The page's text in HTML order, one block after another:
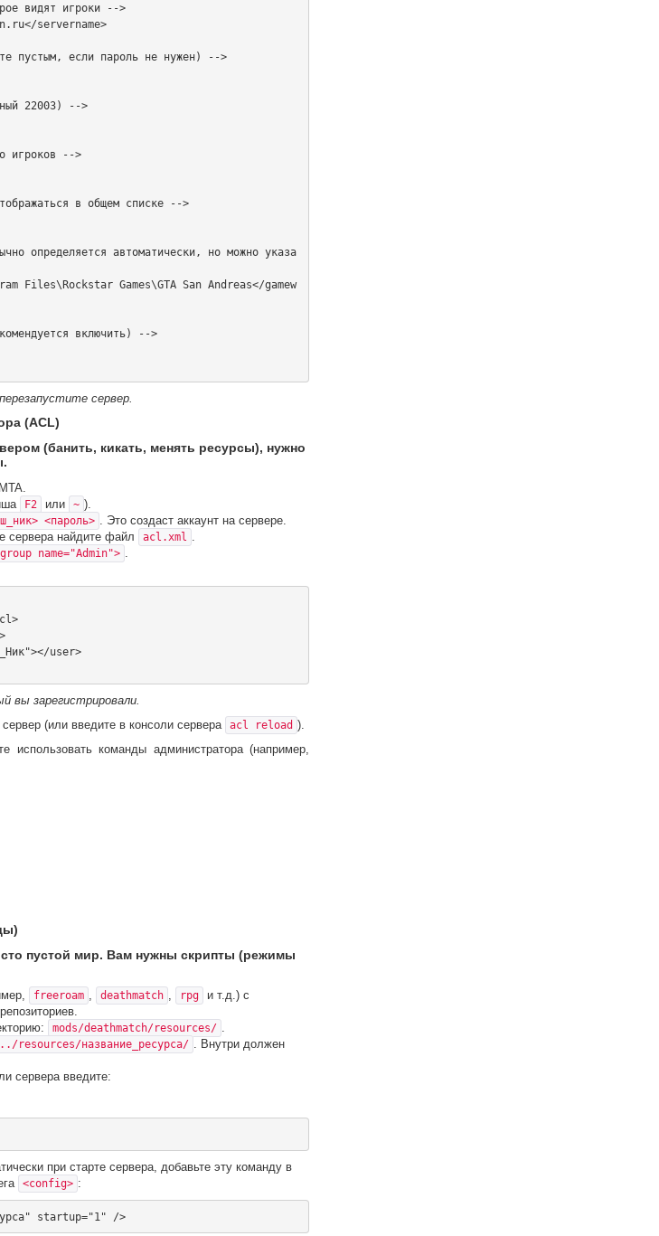
сервер.
(ACL)
(банить, кикать, менять ресурсы), нужно
F2 или ~ ).
<пароль> . Это создаст аккаунт на сервере.
сервера найдите файл
acl.xml .
name="Admin"> .
вы зарегистрировали.
(или введите в консоли сервера acl reload ).
использовать команды администратора (например,
пустой мир. Вам нужны скрипты (режимы
freeroam , deathmatch , rpg
и т.д.) с
mods/deathmatch/resources/ .
resources/название_ресурса/ . Внутри должен
сервера введите:
при старте сервера, добавьте эту команду в
<config> :
    <resource src="название_ресурса" startup="1" />